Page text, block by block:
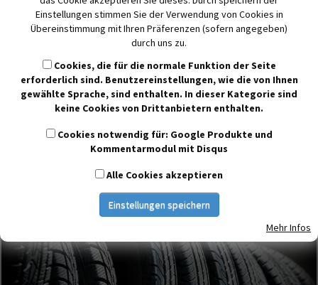
Motorradreifen
Motorradreifen haben wir auch! Wir montieren sie
kostengünstig auf Ihr Zweirad/Roller/Dreirad:
Aus- und Einbau des Rades vom Motorrad wird nach
Aufwand berechnet.
Einstellungen stimmen Sie der Verwendung von Cookies in
Übereinstimmung mit Ihren Präferenzen (sofern angegeben)
durch uns zu.
Cookies, die für die normale Funktion der Seite
erforderlich sind. Benutzereinstellungen, wie die von Ihnen
gewählte Sprache, sind enthalten. In dieser Kategorie sind
keine Cookies von Drittanbietern enthalten.
Cookies notwendig für: Google Produkte und
Kommentarmodul mit Disqus
Alle Cookies akzeptieren
Einstellungen speichern
Mehr Infos